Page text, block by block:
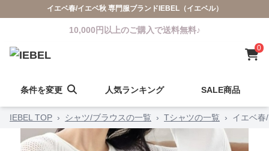
イエベ春/イエベ秋 専門服ブランドIEBEL（イエベル）
10,000円以上のご購入で送料無料♪
0
条件を変更 人気ランキング SALE商品
IEBEL TOP › シャツ/ブラウスの一覧 › Tシャツの一覧 › イエベ